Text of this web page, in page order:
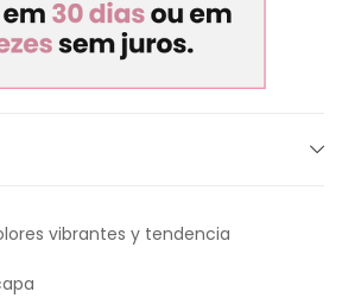
vibrantes y tendencia